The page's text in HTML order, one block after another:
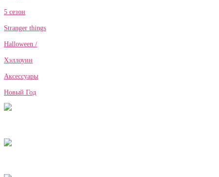
5 сезон
Stranger things
Halloween /
Хэллоуин
Аксессуары
Новый Год